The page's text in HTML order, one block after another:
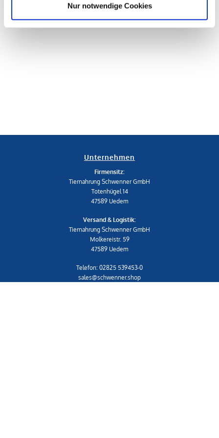
Nur notwendige Cookies
Unternehmen
Firmensitz:
Tiernahrung Schwenner GmbH
Totenhügel 14
47589 Uedem
Versand & Logistik:
Tiernahrung Schwenner GmbH
Molkereistr. 59
47589 Uedem
Telefon: 02825 539453-0
sales@schwenner.shop